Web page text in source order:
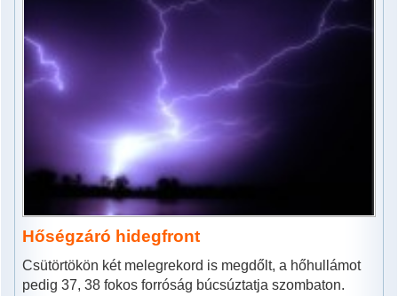
Hőségzáró hidegfront
Csütörtökön két melegrekord is megdőlt, a hőhullámot
pedig 37, 38 fokos forróság búcsúztatja szombaton.